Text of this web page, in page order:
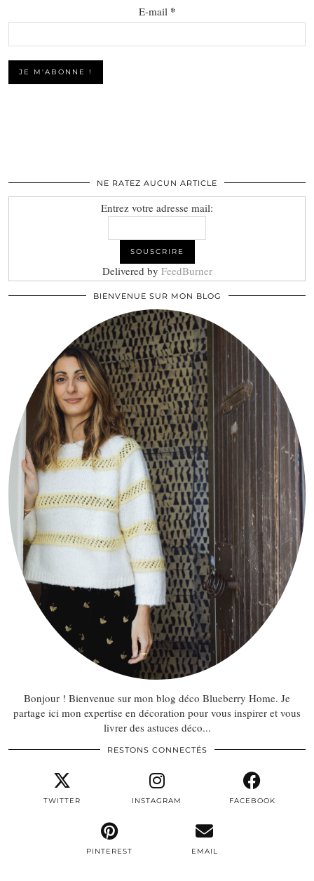
E-mail *
NE RATEZ AUCUN ARTICLE
Entrez votre adresse mail:
Delivered by FeedBurner
BIENVENUE SUR MON BLOG
Bonjour ! Bienvenue sur mon blog déco Blueberry Home. Je
partage ici mon expertise en décoration pour vous inspirer et vous
livrer des astuces déco...
RESTONS CONNECTÉS
TWITTER INSTAGRAM FACEBOOK
PINTEREST EMAIL